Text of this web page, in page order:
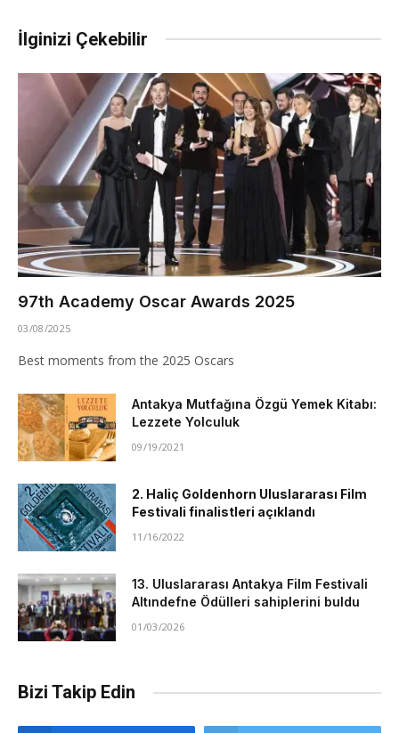
İlginizi Çekebilir
97th Academy Oscar Awards 2025
03/08/2025
Best moments from the 2025 Oscars
Antakya Mutfağına Özgü Yemek Kitabı:
Lezzete Yolculuk
09/19/2021
2. Haliç Goldenhorn Uluslararası Film
Festivali finalistleri açıklandı
11/16/2022
13. Uluslararası Antakya Film Festivali
Altındefne Ödülleri sahiplerini buldu
01/03/2026
Bizi Takip Edin